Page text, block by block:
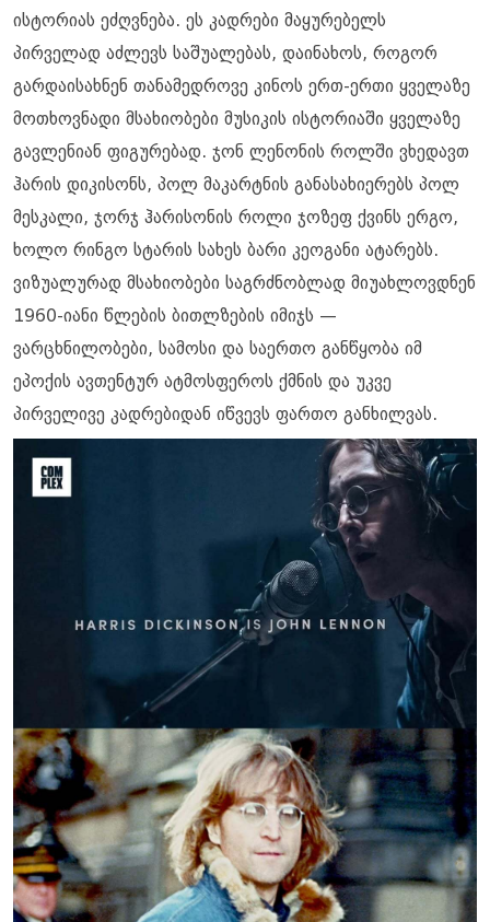
ისტორიას ეძღვნება. ეს კადრები მაყურებელს
პირველად აძლევს საშუალებას, დაინახოს, როგორ
გარდაისახნენ თანამედროვე კინოს ერთ-ერთი ყველაზე
მოთხოვნადი მსახიობები მუსიკის ისტორიაში ყველაზე
გავლენიან ფიგურებად. ჯონ ლენონის როლში ვხედავთ
ჰარის დიკისონს, პოლ მაკარტნის განასახიერებს პოლ
მესკალი, ჯორჯ ჰარისონის როლი ჯოზეფ ქვინს ერგო,
ხოლო რინგო სტარის სახეს ბარი კეოგანი ატარებს.
ვიზუალურად მსახიობები საგრძნობლად მიუახლოვდნენ
1960-იანი წლების ბითლზების იმიჯს —
ვარცხნილობები, სამოსი და საერთო განწყობა იმ
ეპოქის ავთენტურ ატმოსფეროს ქმნის და უკვე
პირველივე კადრებიდან იწვევს ფართო განხილვას.